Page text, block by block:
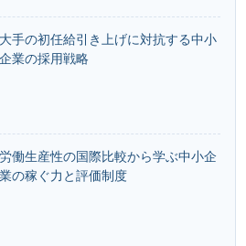
大手の初任給引き上げに対抗する中小
企業の採用戦略
労働生産性の国際比較から学ぶ中小企
業の稼ぐ力と評価制度